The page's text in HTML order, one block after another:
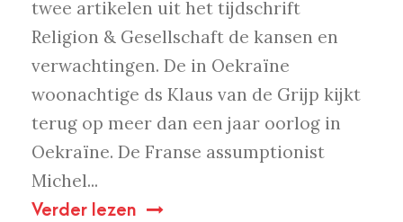
twee artikelen uit het tijdschrift
Religion & Gesellschaft de kansen en
verwachtingen. De in Oekraïne
woonachtige ds Klaus van de Grijp kijkt
terug op meer dan een jaar oorlog in
Oekraïne. De Franse assumptionist
Michel...
Verder lezen